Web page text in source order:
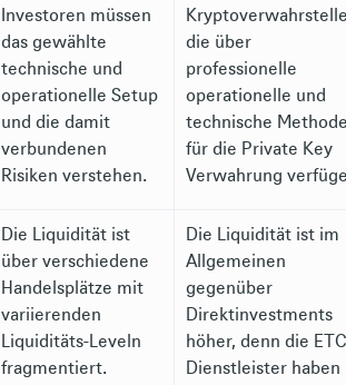
Investoren müssen
das gewählte
technische und
operationelle Setup
und die damit
verbundenen
Risiken verstehen.
die über
professionelle
operationelle und
technische
für die Private Key
Verwahrung
Die Liquidität ist
über verschiedene
Handelsplätze mit
variierenden
Liquiditäts-Leveln
fragmentiert.
Die Liquidität ist im
Allgemeinen
gegenüber
Direktinvestments
höher, denn die ETC
Dienstleister haben